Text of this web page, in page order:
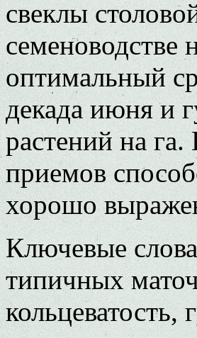
свеклы
семеноводстве
оптимальный
декада июня и
растений на
приемов
хорошо
Ключевые
типичных
кольцеватость,